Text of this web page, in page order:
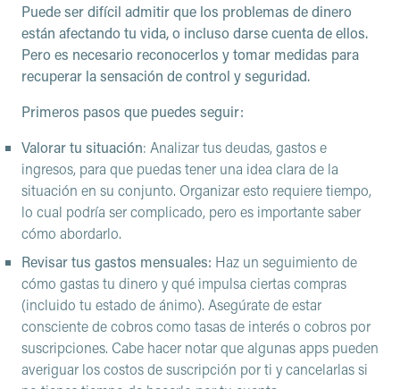
Puede ser difícil admitir que los problemas de dinero
están afectando tu vida, o incluso darse cuenta de ellos.
Pero es necesario reconocerlos y tomar medidas para
recuperar la sensación de control y seguridad.
Primeros pasos que puedes seguir:
Valorar tu situación: Analizar tus deudas, gastos e
ingresos, para que puedas tener una idea clara de la
situación en su conjunto. Organizar esto requiere tiempo,
lo cual podría ser complicado, pero es importante saber
cómo abordarlo.
Revisar tus gastos mensuales: Haz un seguimiento de
cómo gastas tu dinero y qué impulsa ciertas compras
(incluido tu estado de ánimo). Asegúrate de estar
consciente de cobros como tasas de interés o cobros por
suscripciones. Cabe hacer notar que algunas apps pueden
averiguar los costos de suscripción por ti y cancelarlas si